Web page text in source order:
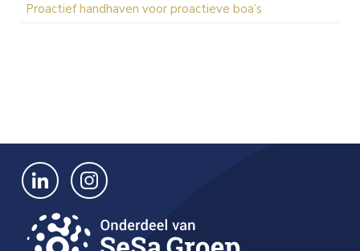
Proactief handhaven voor proactieve boa’s
Bekijk ons op LinkedIn Bekijk ons op Instagram